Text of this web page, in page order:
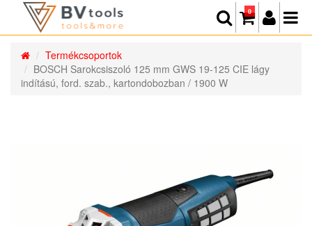
0
Termékcsoportok
BOSCH Sarokcsiszoló 125 mm GWS 19-125 CIE lágy
indítású, ford. szab., kartondobozban / 1900 W